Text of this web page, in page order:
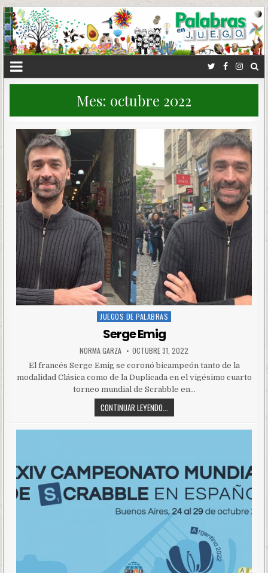
Mes: octubre 2022
Posted
JUEGOS DE PALABRAS
Serge Emig
NORMA GARZA OCTUBRE 31, 2022
El francés Serge Emig se coronó bicampeón tanto de la
modalidad Clásica como de la Duplicada en el vigésimo cuarto
torneo mundial de Scrabble en…
CONTINUAR LEYENDO...